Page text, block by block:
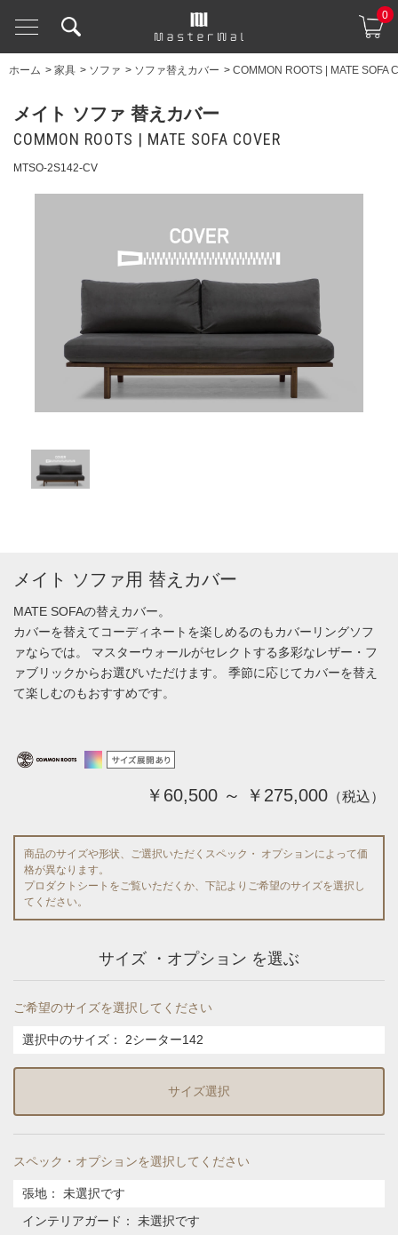
0
ホーム > 家具 > ソファ > ソファ替えカバー > COMMON ROOTS | MATE SOFA
メイト ソファ 替えカバー
COMMON ROOTS | MATE SOFA COVER
MTSO-2S142-CV
メイト ソファ用 替えカバー
MATE SOFAの替えカバー。
カバーを替えてコーディネートを楽しめるのもカバーリングソフ
ァならでは。 マスターウォールがセレクトする多彩なレザー・フ
ァブリックからお選びいただけます。 季節に応じてカバーを替え
て楽しむのもおすすめです。
￥60,500 ～ ￥275,000 （税込）
商品のサイズや形状、ご選択いただくスペック・ オプションによって価
格が異なります。
プロダクトシートをご覧いただくか、下記よりご希望のサイズを選択し
てください。
サイズ ・オプション を選ぶ
ご希望のサイズを選択してください
選択中のサイズ： 2シーター142
サイズ選択
スペック・オプションを選択してください
張地 ：
未選択です
インテリアガード ： 未選択です